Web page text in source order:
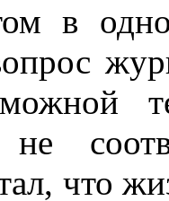
в
не
что